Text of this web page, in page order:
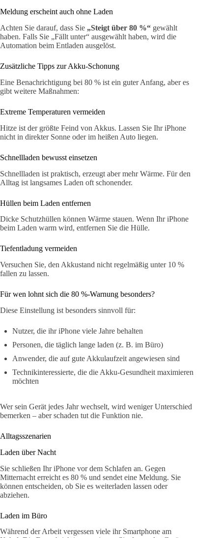
Meldung erscheint auch ohne Laden
Achten Sie darauf, dass Sie „Steigt über 80 %“ gewählt
haben. Falls Sie „Fällt unter“ ausgewählt haben, wird die
Automation beim Entladen ausgelöst.
Zusätzliche Tipps zur Akku-Schonung
Eine Benachrichtigung bei 80 % ist ein guter Anfang, aber es
gibt weitere Maßnahmen:
Extreme Temperaturen vermeiden
Hitze ist der größte Feind von Akkus. Lassen Sie Ihr iPhone
nicht in direkter Sonne oder im heißen Auto liegen.
Schnellladen bewusst einsetzen
Schnellladen ist praktisch, erzeugt aber mehr Wärme. Für den
Alltag ist langsames Laden oft schonender.
Hüllen beim Laden entfernen
Dicke Schutzhüllen können Wärme stauen. Wenn Ihr iPhone
beim Laden warm wird, entfernen Sie die Hülle.
Tiefentladung vermeiden
Versuchen Sie, den Akkustand nicht regelmäßig unter 10 %
fallen zu lassen.
Für wen lohnt sich die 80 %-Warnung besonders?
Diese Einstellung ist besonders sinnvoll für:
Nutzer, die ihr iPhone viele Jahre behalten
Personen, die täglich lange laden (z. B. im Büro)
Anwender, die auf gute Akkulaufzeit angewiesen sind
Technikinteressierte, die die Akku-Gesundheit maximieren
möchten
Wer sein Gerät jedes Jahr wechselt, wird weniger Unterschied
bemerken – aber schaden tut die Funktion nie.
Alltagsszenarien
Laden über Nacht
Sie schließen Ihr iPhone vor dem Schlafen an. Gegen
Mitternacht erreicht es 80 % und sendet eine Meldung. Sie
können entscheiden, ob Sie es weiterladen lassen oder
abziehen.
Laden im Büro
Während der Arbeit vergessen viele ihr Smartphone am